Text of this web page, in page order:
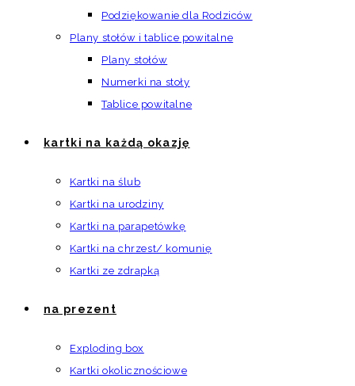
Podziękowanie dla Rodziców
Plany stołów i tablice powitalne
Plany stołów
Numerki na stoły
Tablice powitalne
kartki na każdą okazję
Kartki na ślub
Kartki na urodziny
Kartki na parapetówkę
Kartki na chrzest/ komunię
Kartki ze zdrapką
na prezent
Exploding box
Kartki okolicznościowe